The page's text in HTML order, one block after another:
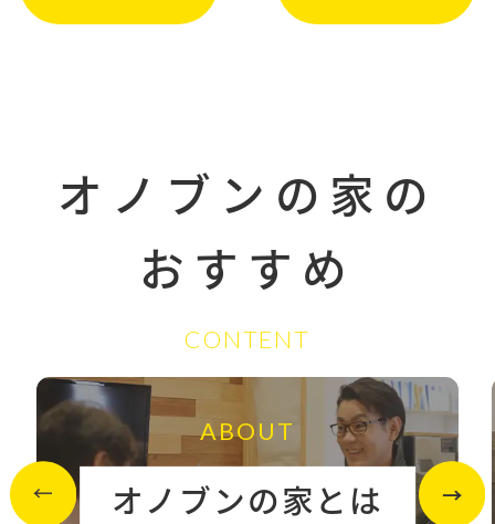
オノブンの家の
おすすめ
CONTENT
ABOUT
オノブンの家とは